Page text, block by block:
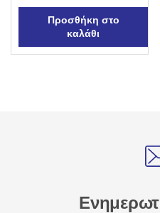
Προσθήκη στο
καλάθι